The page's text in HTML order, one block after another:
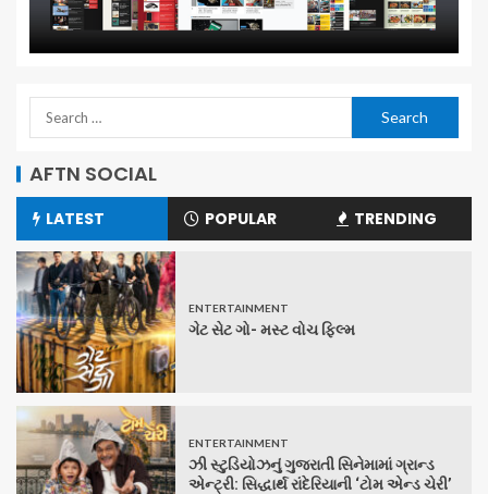
AFTN SOCIAL
LATEST POPULAR TRENDING
ENTERTAINMENT
ગેટ સેટ ગો- મસ્ટ વોચ ફિલ્મ
ENTERTAINMENT
ઝી સ્ટુડિયોઝનું ગુજરાતી સિનેમામાં ગ્રાન્ડ
એન્ટ્રી: સિદ્ધાર્થ રાંદેરિયાની ‘ટોમ એન્ડ ચેરી’